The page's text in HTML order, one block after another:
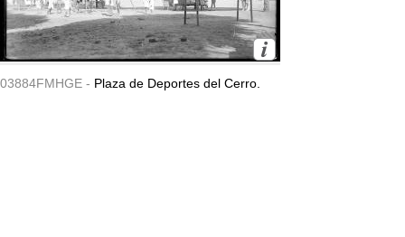
03884FMHGE - Plaza de Deportes del Cerro.